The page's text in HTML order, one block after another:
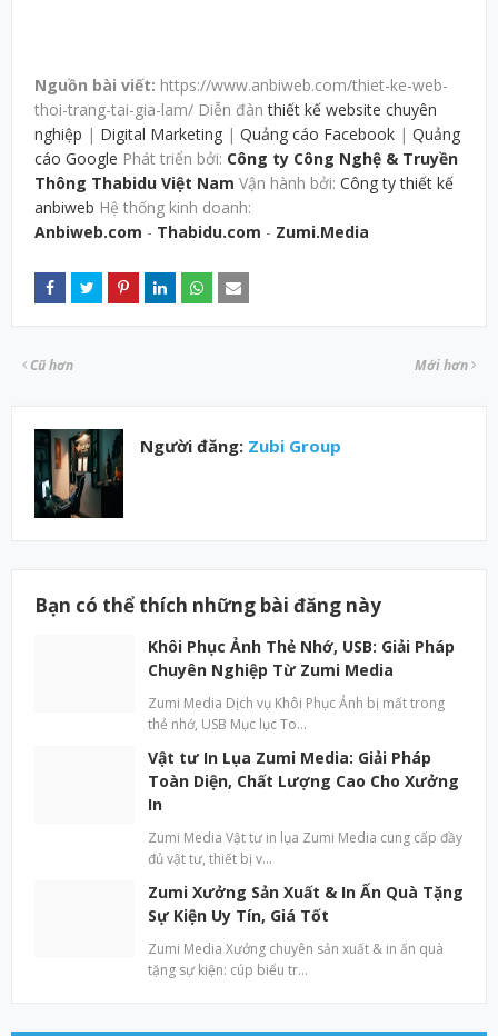
Nguồn bài viết: https://www.anbiweb.com/thiet-ke-web-
thoi-trang-tai-gia-lam/ Diễn đànthiết kế website chuyên
nghiệp | Digital Marketing | Quảng cáo Facebook | Quảng
cáo Google Phát triển bởi: Công ty Công Nghệ & Truyền
Thông Thabidu Việt Nam Vận hành bởi: Công ty thiết kế
anbiweb Hệ thống kinh doanh:
Anbiweb.com - Thabidu.com - Zumi.Media
Mới hơn
Cũ hơn
Người đăng: Zubi Group
Bạn có thể thích những bài đăng này
Khôi Phục Ảnh Thẻ Nhớ, USB: Giải Pháp
Chuyên Nghiệp Từ Zumi Media
Zumi Media Dịch vụ Khôi Phục Ảnh bị mất trong
thẻ nhớ, USB Mục lục To…
Vật tư In Lụa Zumi Media: Giải Pháp
Toàn Diện, Chất Lượng Cao Cho Xưởng
In
Zumi Media Vật tư in lụa Zumi Media cung cấp đầy
đủ vật tư, thiết bị v…
Zumi Xưởng Sản Xuất & In Ấn Quà Tặng
Sự Kiện Uy Tín, Giá Tốt
Zumi Media Xưởng chuyên sản xuất & in ấn quà
tặng sự kiện: cúp biểu tr…